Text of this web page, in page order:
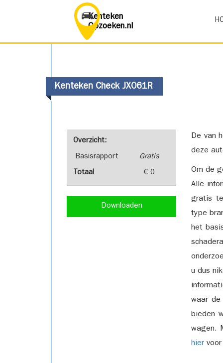
Kenteken
Opzoeken.nl
Kenteken Check JX061R
Overzicht:
Basisrapport Gratis
Totaal € 0
Downloaden
De van
deze
Om de
Alle
gratis
type
het
u dus
waar de
bieden
wagen.
hier